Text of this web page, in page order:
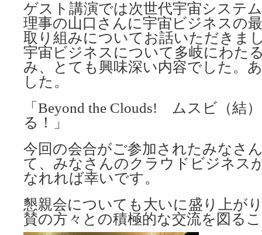
ゲスト講演では次世代宇宙システ
理事の山口さんに宇宙ビジネスの
取り組みについてお話いただきま
宇宙ビジネスについて多岐にわた
み、とても興味深い内容でした。
した。
「Beyond the Clouds! ムスビ（結
る！」
今回の会合がご参加されたみなさ
て、みなさんのクラウドビジネス
なれれば幸いです。
懇親会についても大いに盛り上が
賛の方々との積極的な交流を図る